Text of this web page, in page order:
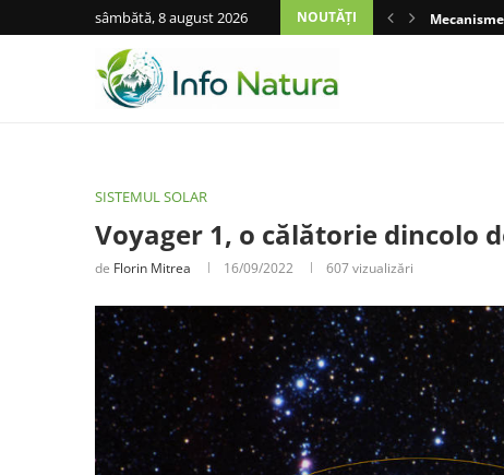
sâmbătă, 8 august 2026 NOUTĂȚI
SISTEMUL SOLAR
Voyager 1, o călătorie dincolo
de Florin Mitrea 16/09/2022 607vizualizări